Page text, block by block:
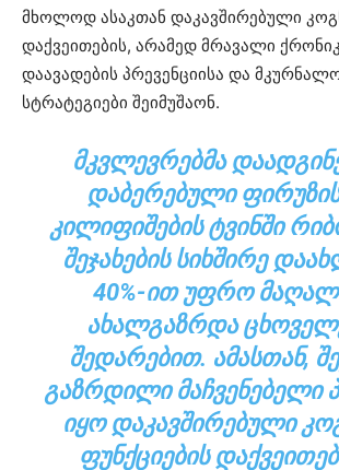
მხოლოდ ასაკთან დაკავშირებული
დაქვეითების, არამედ მრავალი
დაავადების პრევენციისა და
სტრატეგიები შეიმუშაონ.
ᲛᲙᲕᲚᲔᲕᲠᲔᲑᲛᲐ
ᲓᲐᲑᲔᲠᲔᲑᲣᲚᲘ
ᲙᲘᲚᲘᲤᲘᲨᲔᲑᲘᲡ ᲢᲕᲘᲜᲨᲘ
ᲨᲔᲯᲐᲮᲔᲑᲘᲡ ᲡᲘᲮᲨᲘᲠᲔ
40%-ᲘᲗ ᲣᲤᲠᲝ
ᲐᲮᲐᲚᲒᲐᲖᲠᲓᲐ
ᲨᲔᲓᲐᲠᲔᲑᲘᲗ. ᲐᲛᲐᲡᲗᲐᲜ,
ᲒᲐᲖᲠᲓᲘᲚᲘ ᲛᲐᲩᲕᲔᲜᲔᲑᲔᲚᲘ
ᲘᲧᲝ ᲓᲐᲙᲐᲕᲨᲘᲠᲔᲑᲣᲚᲘ
ᲤᲣᲜᲥᲪᲘᲔᲑᲘᲡ